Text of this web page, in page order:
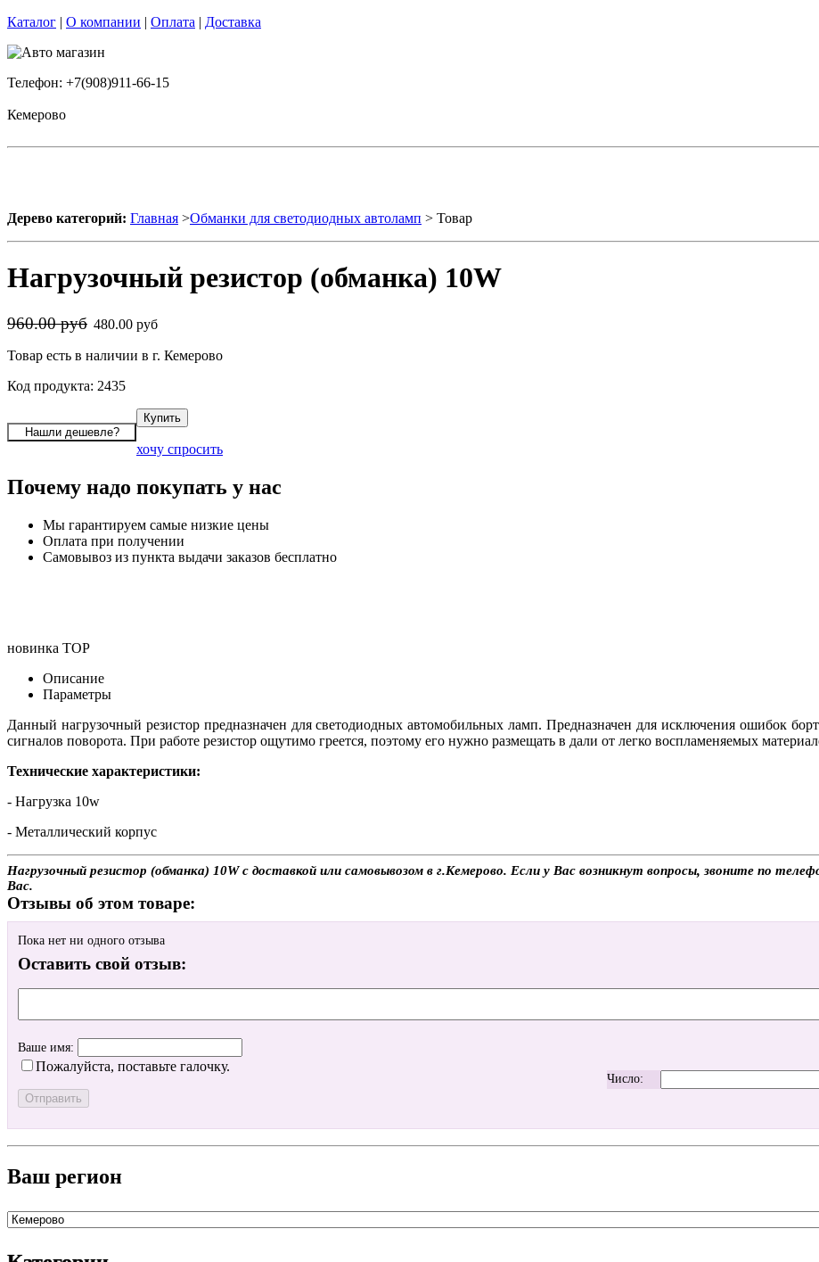
Каталог | О компании | Оплата | Доставка
Телефон: +7(908)911-66-15
Кемерово
Дерево категорий: Главная >Обманки для светодиодных автоламп > Товар
Нагрузочный резистор (обманка) 10W
960.00 руб 480.00 руб
Товар есть в наличии в г. Кемерово
Код продукта: 2435
хочу спросить
Почему надо покупать у нас
Мы гарантируем самые низкие цены
Оплата при получении
Самовывоз из пункта выдачи заказов бесплатно
новинка TOP
Описание
Параметры
Данный нагрузочный резистор предназначен для светодиодных автомобильных ламп. Предназначен для исключения ошибок
сигналов поворота. При работе резистор ощутимо греется, поэтому его нужно размещать в дали от легко воспламеняемых
Технические характеристики:
- Нагрузка 10w
- Металлический корпус
Нагрузочный резистор (обманка) 10W с доставкой или самовывозом в г.Кемерово. Если у Вас возникнут вопросы, звоните по
Вас.
Отзывы об этом товаре:
Пока нет ни одного отзыва
Оставить свой отзыв:
Ваше имя:
Пожалуйста, поставьте галочку.
Число:
Ваш регион